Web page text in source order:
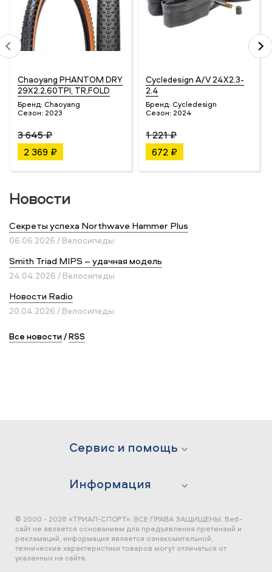
Chaoyang PHANTOM DRY
29Х2.2,60TPI, TR,FOLD
Бренд: Chaoyang
Сезон: 2023
3 645 ₽
2 369 ₽
Cycledesign A/V 24X2.3-
2.4
Бренд: Cycledesign
Сезон: 2024
1 221 ₽
672 ₽
Новости
Секреты успеха Northwave Hammer Plus
06.06.2026 / Велосипеды
Smith Triad MIPS – удачная модель
24.04.2026 / Велосипеды
Новости Radio
20.04.2026 / Велосипеды
Все новости/RSS
Сервис и помощь
Информация
© 2000 - 2026 «ТРИАЛ-СПОРТ». ВСЕ ПРАВА ЗАЩИЩЕНЫ. Веб-
сайт не является основанием для предъявления претензий и
рекламаций, информация является ознакомительной,
технические характеристики товаров могут отличаться от
указанных на сайте.